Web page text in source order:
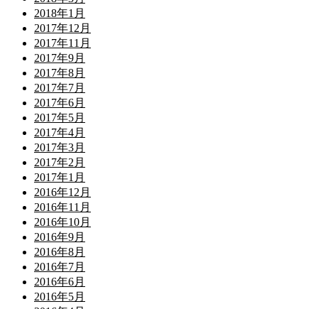
2018年1月
2017年12月
2017年11月
2017年9月
2017年8月
2017年7月
2017年6月
2017年5月
2017年4月
2017年3月
2017年2月
2017年1月
2016年12月
2016年11月
2016年10月
2016年9月
2016年8月
2016年7月
2016年6月
2016年5月